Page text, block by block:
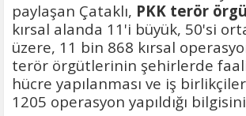
paylaşan Çataklı, PKK terör
kırsal alanda 11'i büyük, 50'si
üzere, 11 bin 868 kırsal
terör örgütlerinin şehirlerde
hücre yapılanması ve iş
1205 operasyon yapıldığı